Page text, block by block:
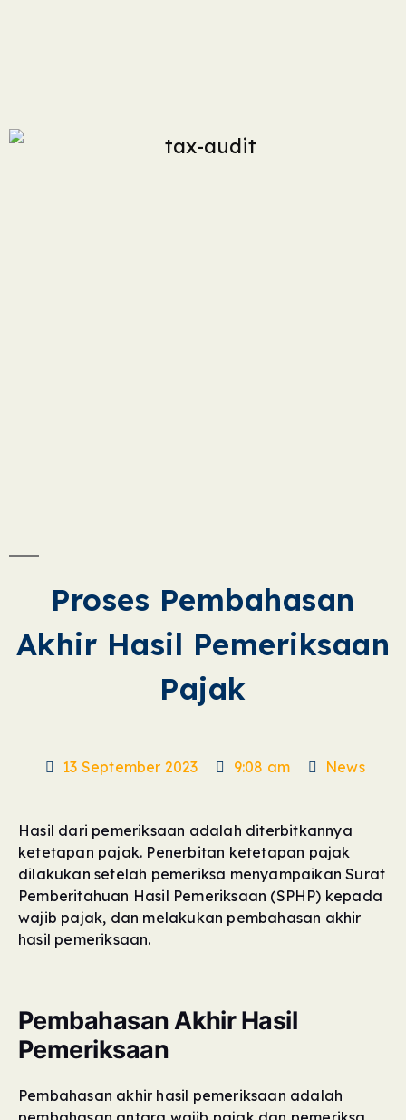
Proses Pembahasan
Akhir Hasil Pemeriksaan
Pajak
13 September 2023 9:08 am News
Hasil dari pemeriksaan adalah diterbitkannya
ketetapan pajak. Penerbitan ketetapan pajak
dilakukan setelah pemeriksa menyampaikan Surat
Pemberitahuan Hasil Pemeriksaan (SPHP) kepada
wajib pajak, dan melakukan pembahasan akhir
hasil pemeriksaan.
Pembahasan Akhir Hasil
Pemeriksaan
Pembahasan akhir hasil pemeriksaan adalah